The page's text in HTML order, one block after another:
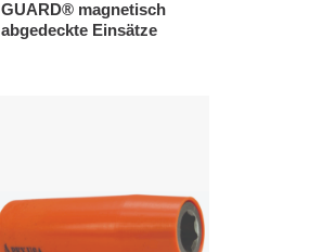
GUARD® magnetisch
abgedeckte Einsätze